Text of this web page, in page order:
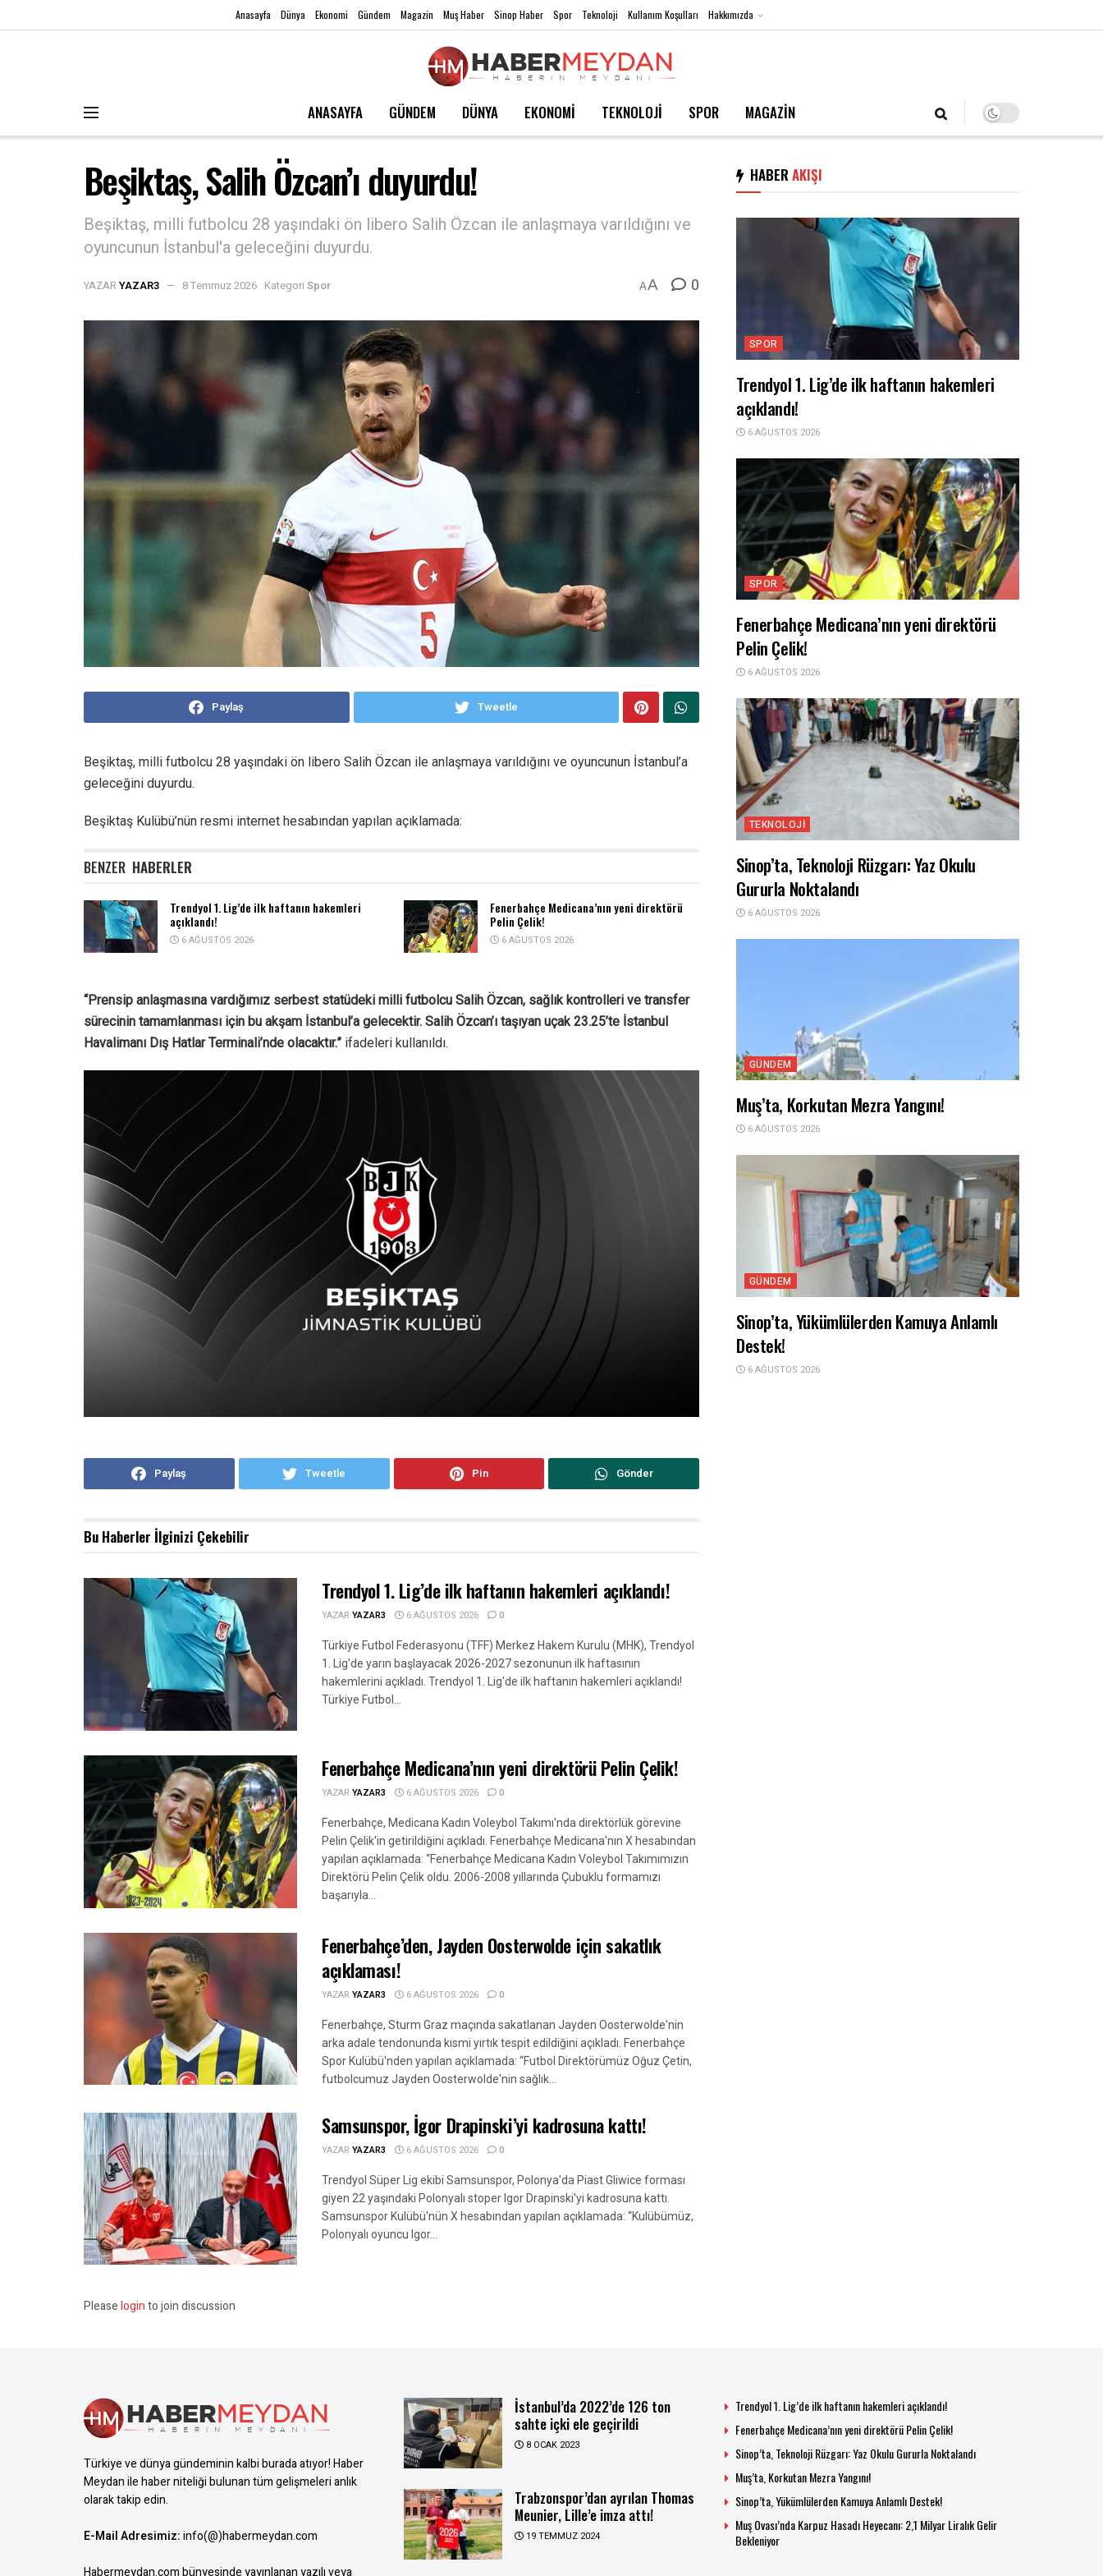
Anasayfa Dünya Ekonomi Gündem Magazin Muş Haber Sinop Haber Spor Teknoloji Kullanım Koşulları Hakkımızda
ANASAYFA GÜNDEM DÜNYA EKONOMİ TEKNOLOJİ SPOR MAGAZİN
Beşiktaş, Salih Özcan’ı duyurdu!
Beşiktaş, milli futbolcu 28 yaşındaki ön libero Salih Özcan ile anlaşmaya varıldığını ve
oyuncunun İstanbul'a geleceğini duyurdu.
YAZAR YAZAR3 8 Temmuz 2026 Kategori Spor AA 0
Paylaş Tweetle
Beşiktaş, milli futbolcu 28 yaşındaki ön libero Salih Özcan ile anlaşmaya varıldığını ve oyuncunun İstanbul’a
geleceğini duyurdu.
Beşiktaş Kulübü’nün resmi internet hesabından yapılan açıklamada:
BENZER HABERLER
Trendyol 1. Lig’de ilk haftanın hakemleri
açıklandı!
6 AĞUSTOS 2026
Fenerbahçe Medicana’nın yeni direktörü
Pelin Çelik!
6 AĞUSTOS 2026
“Prensip anlaşmasına vardığımız serbest statüdeki milli futbolcu Salih Özcan, sağlık kontrolleri ve transfer
sürecinin tamamlanması için bu akşam İstanbul’a gelecektir. Salih Özcan’ı taşıyan uçak 23.25’te İstanbul
Havalimanı Dış Hatlar Terminali’nde olacaktır.” ifadeleri kullanıldı.
Paylaş Tweetle Pin Gönder
Bu Haberler İlginizi Çekebilir
Trendyol 1. Lig’de ilk haftanın hakemleri açıklandı!
YAZAR YAZAR3 6 AĞUSTOS 2026 0
Türkiye Futbol Federasyonu (TFF) Merkez Hakem Kurulu (MHK), Trendyol
1. Lig'de yarın başlayacak 2026-2027 sezonunun ilk haftasının
hakemlerini açıkladı. Trendyol 1. Lig'de ilk haftanın hakemleri açıklandı!
Türkiye Futbol...
Fenerbahçe Medicana’nın yeni direktörü Pelin Çelik!
YAZAR YAZAR3 6 AĞUSTOS 2026 0
Fenerbahçe, Medicana Kadın Voleybol Takımı'nda direktörlük görevine
Pelin Çelik'in getirildiğini açıkladı. Fenerbahçe Medicana'nın X hesabından
yapılan açıklamada: “Fenerbahçe Medicana Kadın Voleybol Takımımızın
Direktörü Pelin Çelik oldu. 2006-2008 yıllarında Çubuklu formamızı
başarıyla...
Fenerbahçe’den, Jayden Oosterwolde için sakatlık
açıklaması!
YAZAR YAZAR3 6 AĞUSTOS 2026 0
Fenerbahçe, Sturm Graz maçında sakatlanan Jayden Oosterwolde'nin
arka adale tendonunda kısmi yırtık tespit edildiğini açıkladı. Fenerbahçe
Spor Kulübü'nden yapılan açıklamada: “Futbol Direktörümüz Oğuz Çetin,
futbolcumuz Jayden Oosterwolde'nin sağlık...
Samsunspor, İgor Drapinski’yi kadrosuna kattı!
YAZAR YAZAR3 6 AĞUSTOS 2026 0
Trendyol Süper Lig ekibi Samsunspor, Polonya'da Piast Gliwice forması
giyen 22 yaşındaki Polonyalı stoper Igor Drapinski'yi kadrosuna kattı.
Samsunspor Kulübü'nün X hesabından yapılan açıklamada: “Kulübümüz,
Polonyalı oyuncu Igor...
Pleaseloginto join discussion
HABER AKIŞI
SPOR
Trendyol 1. Lig’de ilk haftanın hakemleri
açıklandı!
6 AĞUSTOS 2026
SPOR
Fenerbahçe Medicana’nın yeni direktörü
Pelin Çelik!
6 AĞUSTOS 2026
TEKNOLOJI
Sinop’ta, Teknoloji Rüzgarı: Yaz Okulu
Gururla Noktalandı
6 AĞUSTOS 2026
GÜNDEM
Muş’ta, Korkutan Mezra Yangını!
6 AĞUSTOS 2026
GÜNDEM
Sinop’ta, Yükümlülerden Kamuya Anlamlı
Destek!
6 AĞUSTOS 2026
Türkiye ve dünya gündeminin kalbi burada atıyor! Haber
Meydan ile haber niteliği bulunan tüm gelişmeleri anlık
olarak takip edin.
E-Mail Adresimiz:info(@)habermeydan.com
İstanbul’da 2022’de 126 ton
sahte içki ele geçirildi
8 OCAK 2023
Trabzonspor’dan ayrılan Thomas
Meunier, Lille’e imza attı!
19 TEMMUZ 2024
Trendyol 1. Lig’de ilk haftanın hakemleri açıklandı!
Fenerbahçe Medicana’nın yeni direktörü Pelin Çelik!
Sinop’ta, Teknoloji Rüzgarı: Yaz Okulu Gururla Noktalandı
Muş’ta, Korkutan Mezra Yangını!
Sinop’ta, Yükümlülerden Kamuya Anlamlı Destek!
Muş Ovası’nda Karpuz Hasadı Heyecanı: 2,1 Milyar Liralık Gelir
Bekleniyor